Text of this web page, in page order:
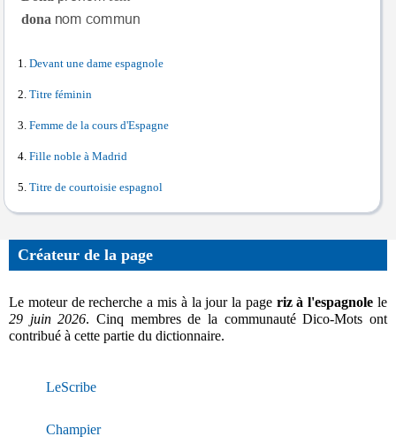
dona
Devant une dame espagnole
Titre féminin
Femme de la cours d'Espagne
Fille noble à Madrid
Titre de courtoisie espagnol
Créateur de la page
Le moteur de recherche a mis à la jour la page riz à l'espagnole le
29 juin 2026. Cinq membres de la communauté Dico-Mots ont
contribué à cette partie du dictionnaire.
LeScribe
Champier